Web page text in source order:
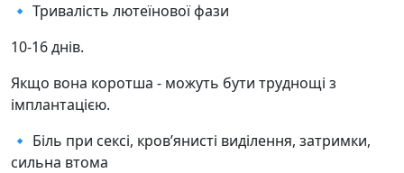
🔹 Тривалість лютеїнової фази
10-16 днів.
Якщо вона коротша - можуть бути труднощі з
імплантацією.
🔹 Біль при сексі, кров’янисті виділення, затримки,
сильна втома